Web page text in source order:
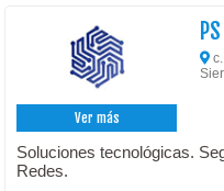
Ver más
Soluciones tecnológicas.
Redes.